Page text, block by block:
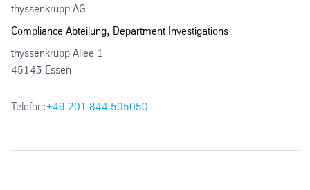
thyssenkrupp AG
Compliance Abteilung, Department Investigations
thyssenkrupp Allee 1
45143 Essen
Telefon:+49 201 844 505050